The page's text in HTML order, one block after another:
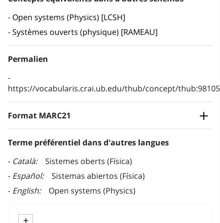
Open systems (Physics) [LCSH]
Systèmes ouverts (physique) [RAMEAU]
Permalien
https://vocabularis.crai.ub.edu/thub/concept/
Format MARC21
Terme préférentiel dans d'autres langues
Català
Sistemes oberts (Física)
Español
Sistemas abiertos (Física)
English
Open systems (Physics)